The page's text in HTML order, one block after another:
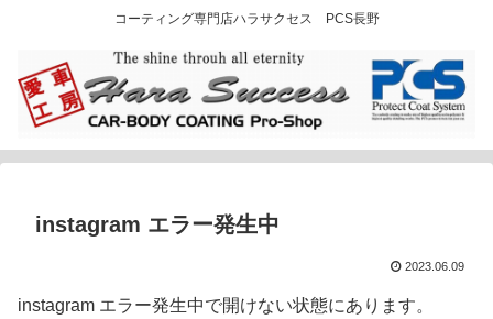
コーティング専門店ハラサクセス PCS長野
instagram エラー発生中
2023.06.09
instagram エラー発生中で開けない状態にあります。